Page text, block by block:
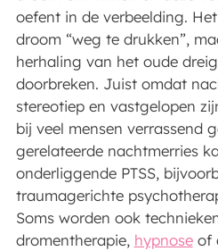
oefent in de verbeelding.
droom “weg te drukken”,
herhaling van het oude
doorbreken. Juist omdat
stereotiep en vastgelopen
bij veel mensen verrassend
gerelateerde nachtmerries
onderliggende PTSS,
traumagerichte
Soms worden ook
dromentherapie, hypnoseof